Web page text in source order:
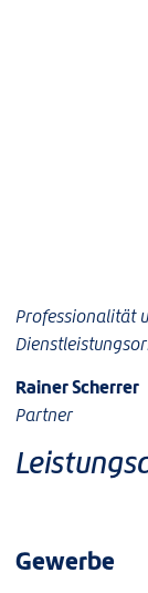
Professionalität
Rainer Scherrer
Partner
Gewerbe